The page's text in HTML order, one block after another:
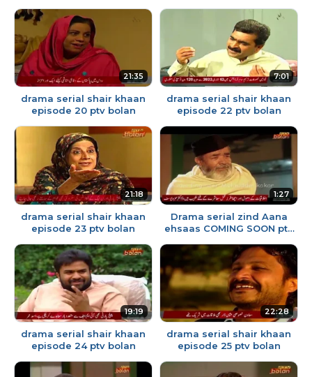
21:35
drama serial shair khaan
episode 20 ptv bolan
7:01
drama serial shair khaan
episode 22 ptv bolan
21:18
drama serial shair khaan
episode 23 ptv bolan
1:27
Drama serial zind Aana
ehsaas COMING SOON ptv
19:19
drama serial shair khaan
episode 24 ptv bolan
22:28
drama serial shair khaan
episode 25 ptv bolan